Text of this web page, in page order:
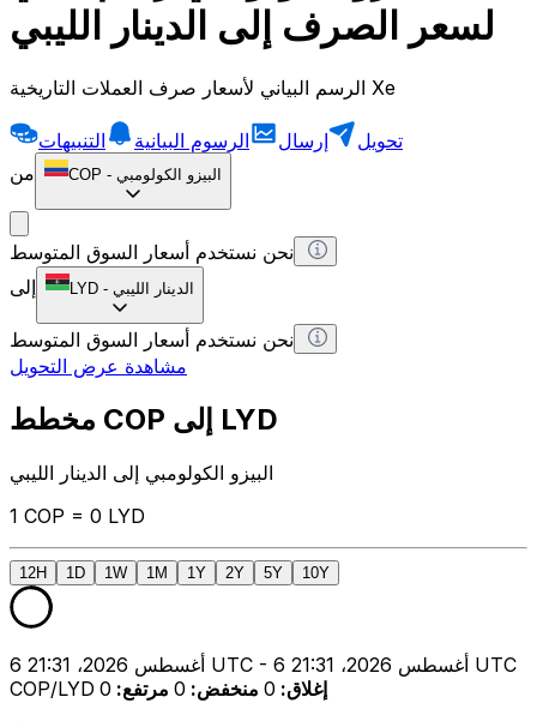
لسعر الصرف إلى الدينار الليبي
الرسم البياني لأسعار صرف العملات التاريخية Xe
تحويل إرسال الرسوم البيانية
التنبيهات
من
COP - البيزو الكولومبي
نحن نستخدم أسعار السوق المتوسط
إلى
LYD - الدينار الليبي
نحن نستخدم أسعار السوق المتوسط
مشاهدة عرض التحويل
مخطط COP إلى LYD
البيزو الكولومبي إلى الدينار الليبي
1 COP = 0 LYD
12H 1D 1W 1M 1Y 2Y 5Y 10Y
6 أغسطس 2026، 21:31 UTC - 6 أغسطس 2026، 21:31 UTC
COP/LYD
إغلاق:
0 منخفض:
0 مرتفع:
0